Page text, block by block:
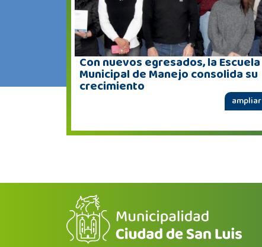
Con nuevos egresados, la Escuela
Municipal de Manejo consolida su
crecimiento
ampliar